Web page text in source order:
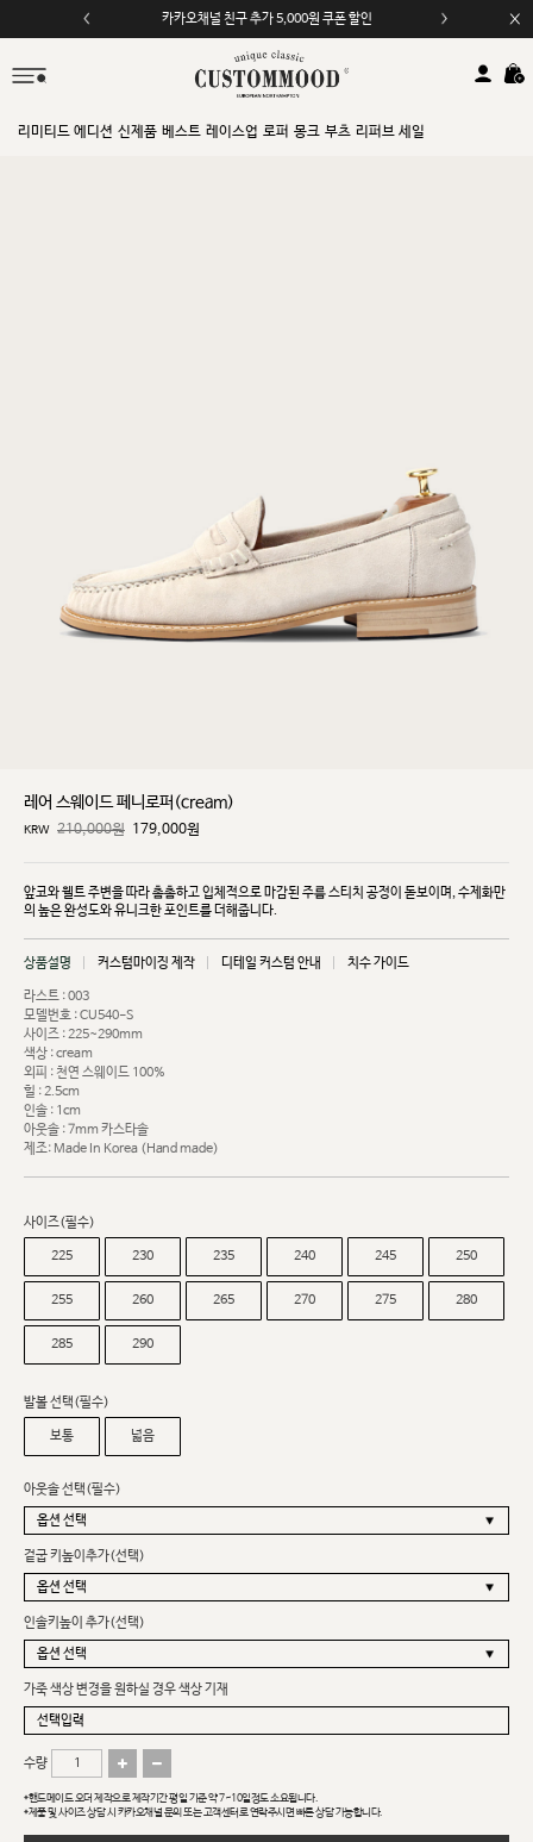
모바일 앱 자동 2,000원 할인
리미티드 에디션 신제품 베스트 레이스업 로퍼 몽크 부츠 리퍼브 세일
레어 스웨이드 페니로퍼(cream)
KRW 210,000원 179,000원
앞코와 웰트 주변을 따라 촘촘하고 입체적으로 마감된 주름 스티치 공정이 돋보이며, 수제화만
의 높은완성도와 유니크한 포인트를 더해줍니다.
상품설명 커스텀마이징 제작 디테일 커스텀 안내 치수 가이드
라스트 : 003
모델번호 : CU540-S
사이즈 : 225~290mm
색상 : cream
외피 : 천연 스웨이드 100%
힐 : 2.5cm
인솔 : 1cm
아웃솔 : 7mm 카스타솔
제조: Made In Korea (Hand made)
사이즈(필수)
225 230 235 240 245 250
255 260 265 270 275 280
285 290
발볼 선택(필수)
보통 넓음
아웃솔 선택(필수)
겉굽 키높이추가(선택)
인솔키높이 추가(선택)
가죽 색상 변경을 원하실 경우 색상 기재
수량
*핸드메이드 오더 제작으로 제작기간 평일 기준 약 7~10일정도 소요됩니다.
*제품 및 사이즈 상담 시 카카오채널 문의 또는 고객센터로 연락주시면 빠른 상담 가능합니다.